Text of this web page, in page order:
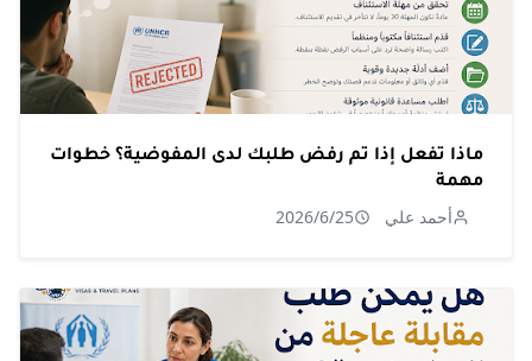
ماذا تفعل إذا تم رفض طلبك لدى المفوضية؟ خطوات
مهمة
أحمد علي 2026/6/25